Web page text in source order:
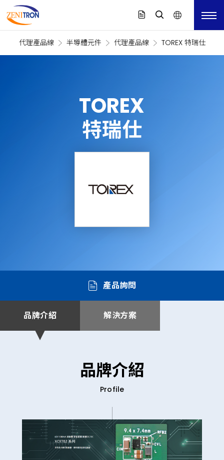
代理產品線 半導體元件 代理產品線 TOREX 特瑞仕
產品詢問
品牌介紹 解決方案
TOREX
特瑞仕
品牌介紹
Profile